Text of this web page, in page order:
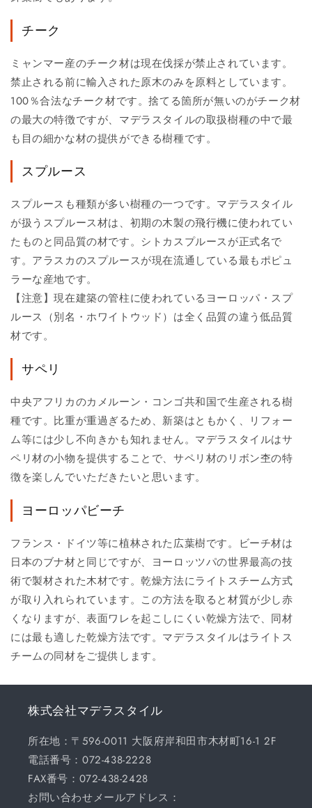
チーク
ミャンマー産のチーク材は現在伐採が禁止されています。
禁止される前に輸入された原木のみを原料としています。
100％合法なチーク材です。捨てる箇所が無いのがチーク材
の最大の特徴ですが、マデラスタイルの取扱樹種の中で最
も目の細かな材の提供ができる樹種です。
スプルース
スプルースも種類が多い樹種の一つです。マデラスタイル
が扱うスプルース材は、初期の木製の飛行機に使われてい
たものと同品質の材です。シトカスプルースが正式名で
す。アラスカのスプルースが現在流通している最もポピュ
ラーな産地です。
【注意】現在建築の管柱に使われているヨーロッパ・スプ
ルース（別名・ホワイトウッド）は全く品質の違う低品質
材です。
サペリ
中央アフリカのカメルーン・コンゴ共和国で生産される樹
種です。比重が重過ぎるため、新築はともかく、リフォー
ム等には少し不向きかも知れません。マデラスタイルはサ
ペリ材の小物を提供することで、サペリ材のリボン杢の特
徴を楽しんでいただきたいと思います。
ヨーロッパビーチ
フランス・ドイツ等に植林された広葉樹です。ビーチ材は
日本のブナ材と同じですが、ヨーロッツパの世界最高の技
術で製材された木材です。乾燥方法にライトスチーム方式
が取り入れられています。この方法を取ると材質が少し赤
くなりますが、表面ワレを起こしにくい乾燥方法で、同材
には最も適した乾燥方法です。マデラスタイルはライトス
チームの同材をご提供します。
株式会社マデラスタイル
所在地：〒596-0011 大阪府岸和田市木材町16-1 2F
電話番号：072-438-2228
FAX番号：072-438-2428
お問い合わせメールアドレス：